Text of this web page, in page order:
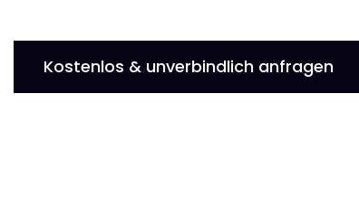
Kostenlos & unverbindlich anfragen